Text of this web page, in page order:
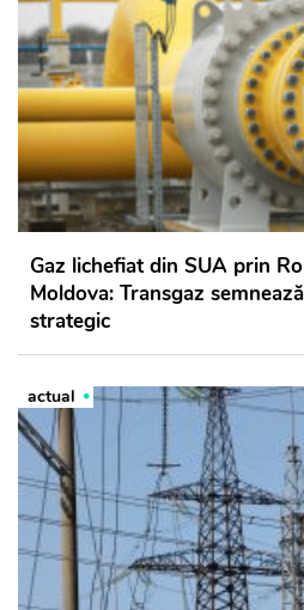
Gaz lichefiat din SUA prin
Moldova: Transgaz
strategic
actual